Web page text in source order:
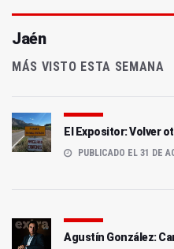
Jaén
MÁS VISTO ESTA SEMANA
El Expositor: Volver
PUBLICADO EL 31 DE
Agustín González: